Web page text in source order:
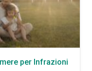
per Infrazioni